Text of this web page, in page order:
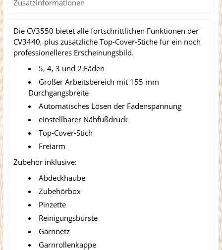
Zusatzinformationen
Die CV3550 bietet alle fortschrittlichen Funktionen der
CV3440, plus zusätzliche Top-Cover-Stiche für ein noch
professionelleres Erscheinungsbild.
5, 4, 3 und 2 Fäden
Großer Arbeitsbereich mit 155 mm
Durchgangsbreite
Automatisches Lösen der Fadenspannung
einstellbarer Nähfußdruck
Top-Cover-Stich
Freiarm
Zubehör inklusive:
Abdeckhaube
Zubehörbox
Pinzette
Reinigungsbürste
Garnnetz
Garnrollenkappe